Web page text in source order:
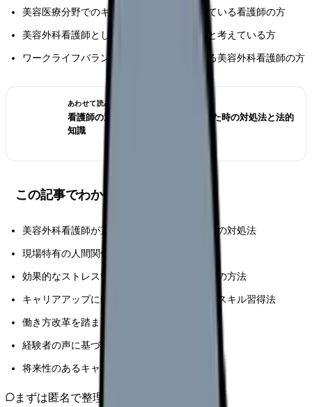
美容医療分野でのキャリアアップを目指している看護師の方
美容外科看護師としての経験を活かしたいと考えている方
ワークライフバランスの改善を検討している美容外科看護師の方
あわせて読みたい
看護師の退職交渉術｜引き止められた時の対処法と法的
知識
この記事でわかること
美容外科看護師が直面する具体的な課題とその対処法
現場特有の人間関係やコミュニケーション術
効果的なストレス管理とメンタルヘルスケアの方法
キャリアアップに向けた具体的なステップとスキル習得法
働き方改革を踏まえた労働環境の改善策
経験者の声に基づく実践的なアドバイス
将来性のあるキャリアパスの選択肢
まずは匿名で整理